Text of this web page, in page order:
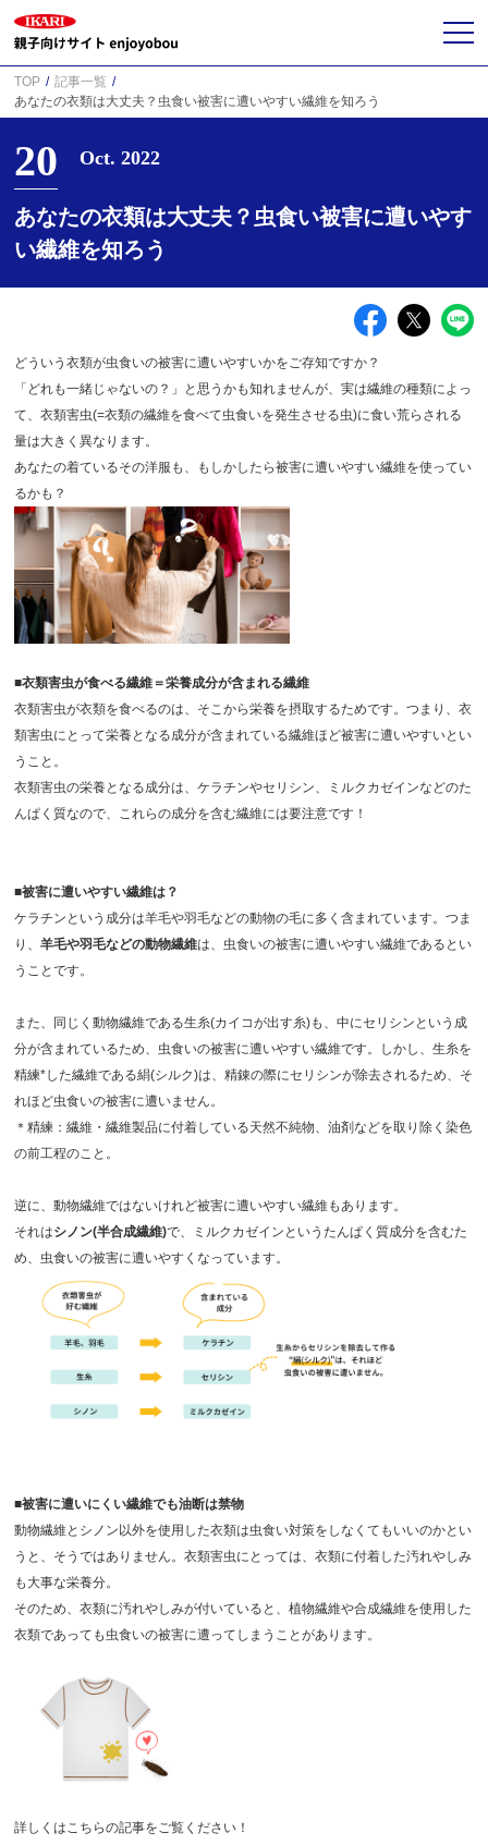
TOP
記事一覧
あなたの衣類は大丈夫？虫食い被害に遭いやすい繊維を知ろう
20 Oct. 2022
あなたの衣類は大丈夫？虫食い被害に遭いやす
い繊維を知ろう
どういう衣類が虫食いの被害に遭いやすいかをご存知ですか？
「どれも一緒じゃないの？」と思うかも知れませんが、実は繊維の種類によっ
て、衣類害虫(=衣類の繊維を食べて虫食いを発生させる虫)に食い荒らされる
量は大きく異なります。
あなたの着ているその洋服も、もしかしたら被害に遭いやすい繊維を使ってい
るかも？
■衣類害虫が食べる繊維＝栄養成分が含まれる繊維
衣類害虫が衣類を食べるのは、そこから栄養を摂取するためです。つまり、衣
類害虫にとって栄養となる成分が含まれている繊維ほど被害に遭いやすいとい
うこと。
衣類害虫の栄養となる成分は、ケラチンやセリシン、ミルクカゼインなどのた
んぱく質なので、これらの成分を含む繊維には要注意です！
■被害に遭いやすい繊維は？
ケラチンという成分は羊毛や羽毛などの動物の毛に多く含まれています。つま
り、羊毛や羽毛などの動物繊維は、虫食いの被害に遭いやすい繊維であるとい
うことです。
また、同じく動物繊維である生糸(カイコが出す糸)も、中にセリシンという成
分が含まれているため、虫食いの被害に遭いやすい繊維です。しかし、生糸を
精練*した繊維である絹(シルク)は、精錬の際にセリシンが除去されるため、そ
れほど虫食いの被害に遭いません。
＊精練：繊維・繊維製品に付着している天然不純物、油剤などを取り除く染色
の前工程のこと。
逆に、動物繊維ではないけれど被害に遭いやすい繊維もあります。
それはシノン(半合成繊維)で、ミルクカゼインというたんぱく質成分を含むた
め、虫食いの被害に遭いやすくなっています。
■被害に遭いにくい繊維でも油断は禁物
動物繊維とシノン以外を使用した衣類は虫食い対策をしなくてもいいのかとい
うと、そうではありません。衣類害虫にとっては、衣類に付着した汚れやしみ
も大事な栄養分。
そのため、衣類に汚れやしみが付いていると、植物繊維や合成繊維を使用した
衣類であっても虫食いの被害に遭ってしまうことがあります。
詳しくはこちらの記事をご覧ください！